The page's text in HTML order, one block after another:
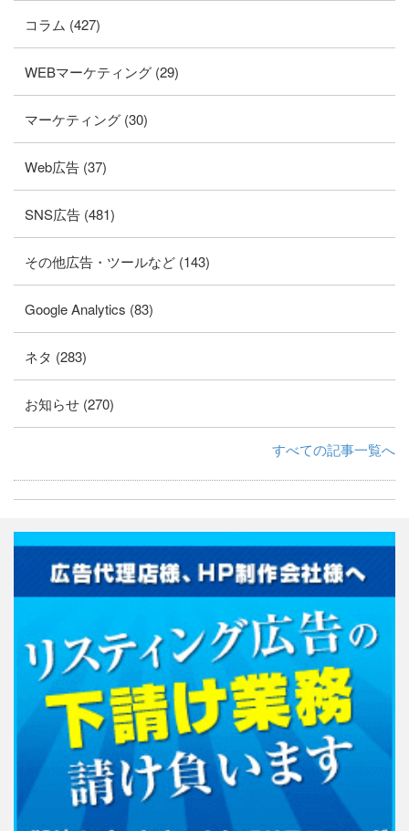
コラム (427)
WEBマーケティング (29)
マーケティング (30)
Web広告 (37)
SNS広告 (481)
その他広告・ツールなど (143)
Google Analytics (83)
ネタ (283)
お知らせ (270)
すべての記事一覧へ